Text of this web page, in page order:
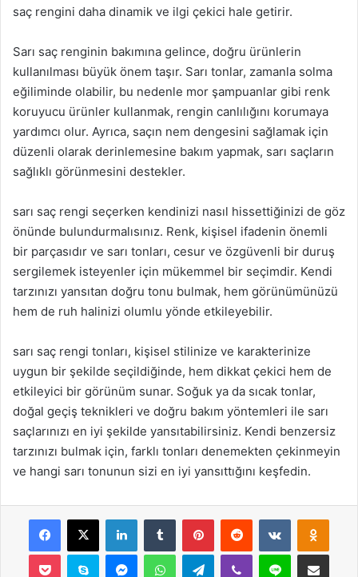
saç rengini daha dinamik ve ilgi çekici hale getirir.
Sarı saç renginin bakımına gelince, doğru ürünlerin
kullanılması büyük önem taşır. Sarı tonlar, zamanla solma
eğiliminde olabilir, bu nedenle mor şampuanlar gibi renk
koruyucu ürünler kullanmak, rengin canlılığını korumaya
yardımcı olur. Ayrıca, saçın nem dengesini sağlamak için
düzenli olarak derinlemesine bakım yapmak, sarı saçların
sağlıklı görünmesini destekler.
sarı saç rengi seçerken kendinizi nasıl hissettiğinizi de göz
önünde bulundurmalısınız. Renk, kişisel ifadenin önemli
bir parçasıdır ve sarı tonları, cesur ve özgüvenli bir duruş
sergilemek isteyenler için mükemmel bir seçimdir. Kendi
tarzınızı yansıtan doğru tonu bulmak, hem görünümünüzü
hem de ruh halinizi olumlu yönde etkileyebilir.
sarı saç rengi tonları, kişisel stilinize ve karakterinize
uygun bir şekilde seçildiğinde, hem dikkat çekici hem de
etkileyici bir görünüm sunar. Soğuk ya da sıcak tonlar,
doğal geçiş teknikleri ve doğru bakım yöntemleri ile sarı
saçlarınızı en iyi şekilde yansıtabilirsiniz. Kendi benzersiz
tarzınızı bulmak için, farklı tonları denemekten çekinmeyin
ve hangi sarı tonunun sizi en iyi yansıttığını keşfedin.
Facebook
X LinkedInTumblr PinterestReddit VKontakte
Pocket Skype MessengerWhatsAppTelegramViber Line E-Posta ile